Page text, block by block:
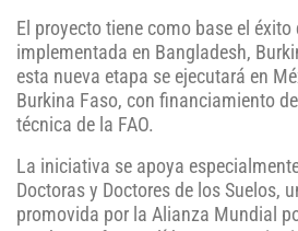
El proyecto tiene como base el
implementada en Bangladesh,
esta nueva etapa se ejecutará en
Burkina Faso, con financiamiento
técnica de la FAO.
La iniciativa se apoya
Doctoras y Doctores de los Suelos,
promovida por la Alianza Mundial